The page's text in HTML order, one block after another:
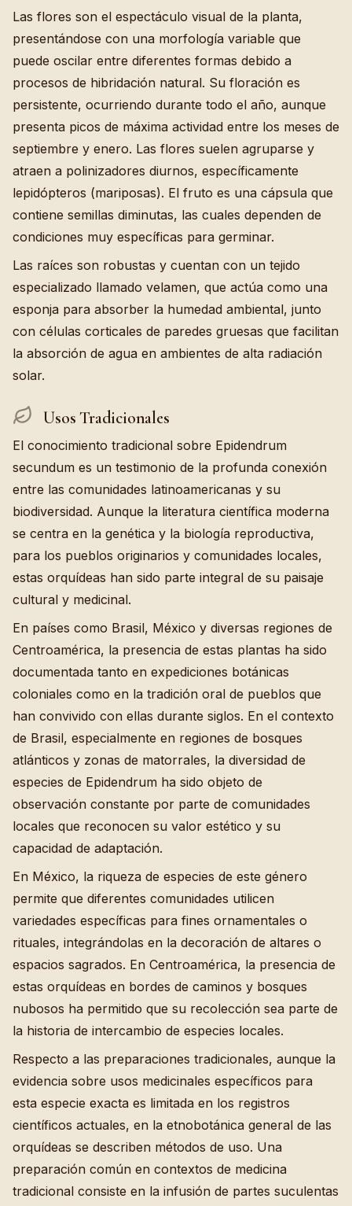
Las flores son el espectáculo visual de la planta,
presentándose con una morfología variable que
puede oscilar entre diferentes formas debido a
procesos de hibridación natural. Su floración es
persistente, ocurriendo durante todo el año, aunque
presenta picos de máxima actividad entre los meses de
septiembre y enero. Las flores suelen agruparse y
atraen a polinizadores diurnos, específicamente
lepidópteros (mariposas). El fruto es una cápsula que
contiene semillas diminutas, las cuales dependen de
condiciones muy específicas para germinar.
Las raíces son robustas y cuentan con un tejido
especializado llamado velamen, que actúa como una
esponja para absorber la humedad ambiental, junto
con células corticales de paredes gruesas que facilitan
la absorción de agua en ambientes de alta radiación
solar.
Usos Tradicionales
El conocimiento tradicional sobre Epidendrum
secundum es un testimonio de la profunda conexión
entre las comunidades latinoamericanas y su
biodiversidad. Aunque la literatura científica moderna
se centra en la genética y la biología reproductiva,
para los pueblos originarios y comunidades locales,
estas orquídeas han sido parte integral de su paisaje
cultural y medicinal.
En países como Brasil, México y diversas regiones de
Centroamérica, la presencia de estas plantas ha sido
documentada tanto en expediciones botánicas
coloniales como en la tradición oral de pueblos que
han convivido con ellas durante siglos. En el contexto
de Brasil, especialmente en regiones de bosques
atlánticos y zonas de matorrales, la diversidad de
especies de Epidendrum ha sido objeto de
observación constante por parte de comunidades
locales que reconocen su valor estético y su
capacidad de adaptación.
En México, la riqueza de especies de este género
permite que diferentes comunidades utilicen
variedades específicas para fines ornamentales o
rituales, integrándolas en la decoración de altares o
espacios sagrados. En Centroamérica, la presencia de
estas orquídeas en bordes de caminos y bosques
nubosos ha permitido que su recolección sea parte de
la historia de intercambio de especies locales.
Respecto a las preparaciones tradicionales, aunque la
evidencia sobre usos medicinales específicos para
esta especie exacta es limitada en los registros
científicos actuales, en la etnobotánica general de las
orquídeas se describen métodos de uso. Una
preparación común en contextos de medicina
tradicional consiste en la infusión de partes suculentas